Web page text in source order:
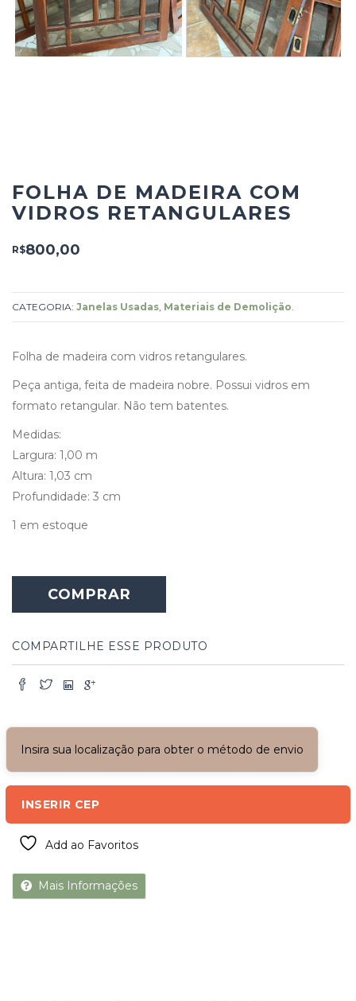
FOLHA DE MADEIRA COM
VIDROS RETANGULARES
R$800,00
CATEGORIA: Janelas Usadas Materiais de Demolição
Folha de madeira com vidros retangulares.
Peça antiga, feita de madeira nobre. Possui vidros em
formato retangular. Não tem batentes.
Medidas:
Largura: 1,00 m
Altura: 1,03 cm
Profundidade: 3 cm
1 em estoque
COMPRAR
COMPARTILHE ESSE PRODUTO
Insira sua localização para obter o método de envio
INSERIR CEP
Add ao Favoritos
Mais Informações